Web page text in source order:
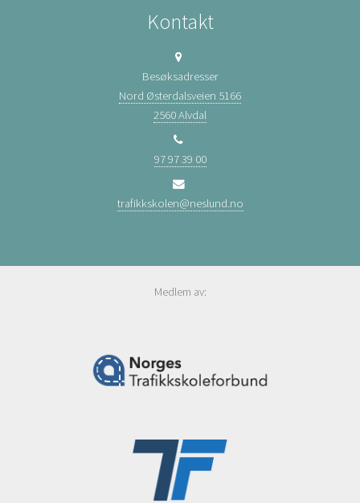
Kontakt
Besøksadresser
Nord Østerdalsveien 5166
2560 Alvdal
97 97 39 00
trafikkskolen@neslund.no
Medlem av: